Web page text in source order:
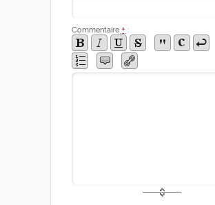
Commentaire * :